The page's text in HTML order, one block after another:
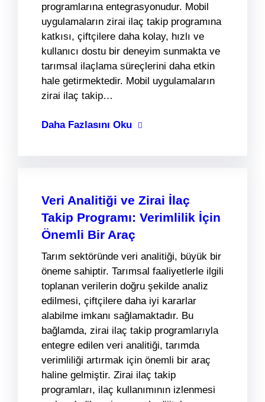
programlarına entegrasyonudur. Mobil
uygulamaların zirai ilaç takip programına
katkısı, çiftçilere daha kolay, hızlı ve
kullanıcı dostu bir deneyim sunmakta ve
tarımsal ilaçlama süreçlerini daha etkin
hale getirmektedir. Mobil uygulamaların
zirai ilaç takip…
Daha Fazlasını Oku
Veri Analitiği ve Zirai İlaç
Takip Programı: Verimlilik İçin
Önemli Bir Araç
Tarım sektöründe veri analitiği, büyük bir
öneme sahiptir. Tarımsal faaliyetlerle ilgili
toplanan verilerin doğru şekilde analiz
edilmesi, çiftçilere daha iyi kararlar
alabilme imkanı sağlamaktadır. Bu
bağlamda, zirai ilaç takip programlarıyla
entegre edilen veri analitiği, tarımda
verimliliği artırmak için önemli bir araç
haline gelmiştir. Zirai ilaç takip
programları, ilaç kullanımının izlenmesi